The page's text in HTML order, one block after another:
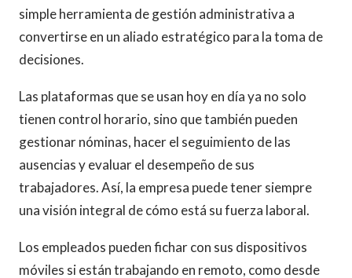
simple herramienta de gestión administrativa a
convertirse en un aliado estratégico para la toma de
decisiones.
Las plataformas que se usan hoy en día ya no solo
tienen control horario, sino que también pueden
gestionar nóminas, hacer el seguimiento de las
ausencias y evaluar el desempeño de sus
trabajadores. Así, la empresa puede tener siempre
una visión integral de cómo está su fuerza laboral.
Los empleados pueden fichar con sus dispositivos
móviles si están trabajando en remoto, como desde